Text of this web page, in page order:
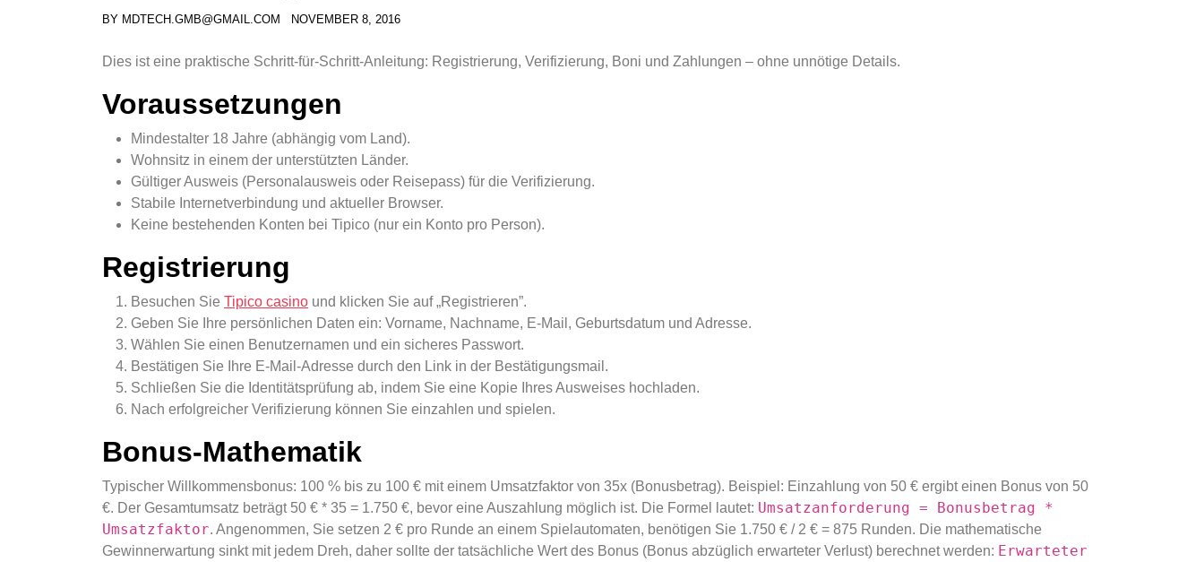
BY MDTECH.GMB@GMAIL.COM NOVEMBER 8, 2016
Dies ist eine praktische Schritt-für-Schritt-Anleitung: Registrierung, Verifizierung, Boni und Zahlungen – ohne unnötige Details.
Voraussetzungen
Mindestalter 18 Jahre (abhängig vom Land).
Wohnsitz in einem der unterstützten Länder.
Gültiger Ausweis (Personalausweis oder Reisepass) für die Verifizierung.
Stabile Internetverbindung und aktueller Browser.
Keine bestehenden Konten bei Tipico (nur ein Konto pro Person).
Registrierung
Besuchen Sie Tipico casino und klicken Sie auf „Registrieren”.
Geben Sie Ihre persönlichen Daten ein: Vorname, Nachname, E-Mail, Geburtsdatum und Adresse.
Wählen Sie einen Benutzernamen und ein sicheres Passwort.
Bestätigen Sie Ihre E-Mail-Adresse durch den Link in der Bestätigungsmail.
Schließen Sie die Identitätsprüfung ab, indem Sie eine Kopie Ihres Ausweises hochladen.
Nach erfolgreicher Verifizierung können Sie einzahlen und spielen.
Bonus-Mathematik
Typischer Willkommensbonus: 100 % bis zu 100 € mit einem Umsatzfaktor von 35x (Bonusbetrag). Beispiel: Einzahlung von 50 € ergibt einen Bonus von 50
€. Der Gesamtumsatz beträgt 50 € * 35 = 1.750 €, bevor eine Auszahlung möglich ist. Die Formel lautet: Umsatzanforderung = Bonusbetrag *
Umsatzfaktor. Angenommen, Sie setzen 2 € pro Runde an einem Spielautomaten, benötigen Sie 1.750 € / 2 € = 875 Runden. Die mathematische
Gewinnerwartung sinkt mit jedem Dreh, daher sollte der tatsächliche Wert des Bonus (Bonus abzüglich erwarteter Verlust) berechnet werden: Erwarteter